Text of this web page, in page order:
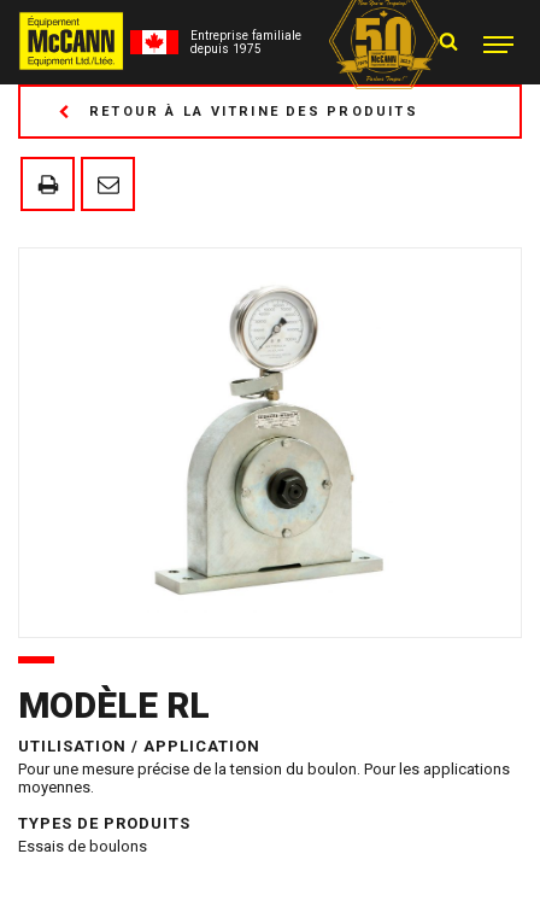
Entreprise familiale
depuis 1975
RETOUR À LA VITRINE DES PRODUITS
MODÈLE RL
UTILISATION / APPLICATION
Pour une mesure précise de la tension du boulon. Pour les applications
moyennes.
TYPES DE PRODUITS
Essais de boulons